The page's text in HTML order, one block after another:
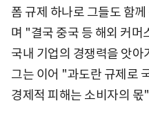
폼 규제 하나로 그들도 함
며 "결국 중국 등 해외 커머
국내 기업의 경쟁력을 앗
그는 이어 "과도란 규제로
경제적 피해는 소비자의 몫